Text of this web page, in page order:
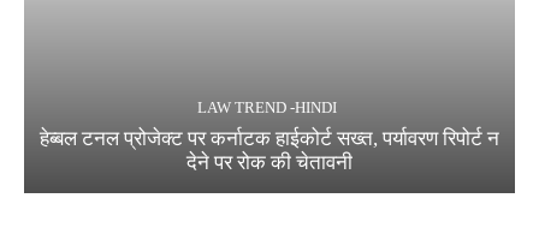
LAW TREND -HINDI
हेब्बल टनल प्रोजेक्ट पर कर्नाटक हाईकोर्ट सख्त, पर्यावरण रिपोर्ट न
देने पर रोक की चेतावनी